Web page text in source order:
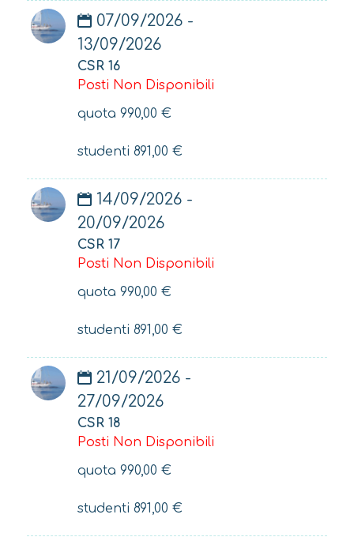
07/09/2026 -
13/09/2026
CSR 16
Posti Non Disponibili
quota 990,00 €
studenti 891,00 €
14/09/2026 -
20/09/2026
CSR 17
Posti Non Disponibili
quota 990,00 €
studenti 891,00 €
21/09/2026 -
27/09/2026
CSR 18
Posti Non Disponibili
quota 990,00 €
studenti 891,00 €